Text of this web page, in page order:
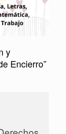
y
Encierro”